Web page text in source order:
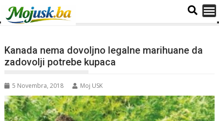
Kanada nema dovoljno legalne marihuane da
zadovolji potrebe kupaca
5 Novembra, 2018 Moj USK